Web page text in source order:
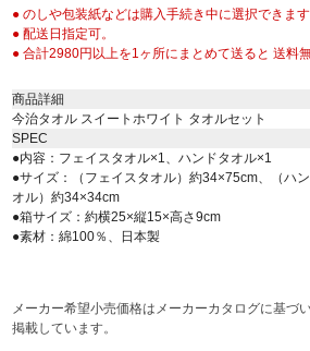
● のしや包装紙などは購入手続き中に選択できます
● 配送日指定可。
● 合計2980円以上を1ヶ所にまとめて送ると 送料無
商品詳細
今治タオル スイートホワイト タオルセット
SPEC
●内容：フェイスタオル×1、ハンドタオル×1
●サイズ：（フェイスタオル）約34×75cm、（ハ
オル）約34×34cm
●箱サイズ：約横25×縦15×高さ9cm
●素材：綿100％、日本製
メーカー希望小売価格はメーカーカタログに基づ
掲載しています。